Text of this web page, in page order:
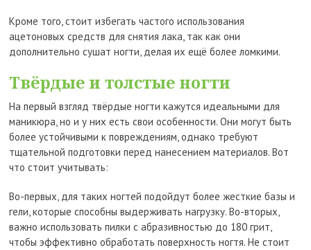
Кроме того, стоит избегать частого использования
ацетоновых средств для снятия лака, так как они
дополнительно сушат ногти, делая их ещё более ломкими.
Твёрдые и толстые ногти
На первый взгляд твёрдые ногти кажутся идеальными для
маникюра, но и у них есть свои особенности. Они могут быть
более устойчивыми к повреждениям, однако требуют
тщательной подготовки перед нанесением материалов. Вот
что стоит учитывать:
Во-первых, для таких ногтей подойдут более жесткие базы и
гели, которые способны выдерживать нагрузку. Во-вторых,
важно использовать пилки с абразивностью до 180 грит,
чтобы эффективно обработать поверхность ногтя. Не стоит